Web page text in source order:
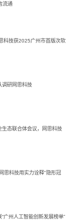
流通
科技获2025广州市首版次软
调研网思科技
生态联合体会议，网思科技
思科技用实力诠释"隐形冠
广州人工智能创新发展榜单”